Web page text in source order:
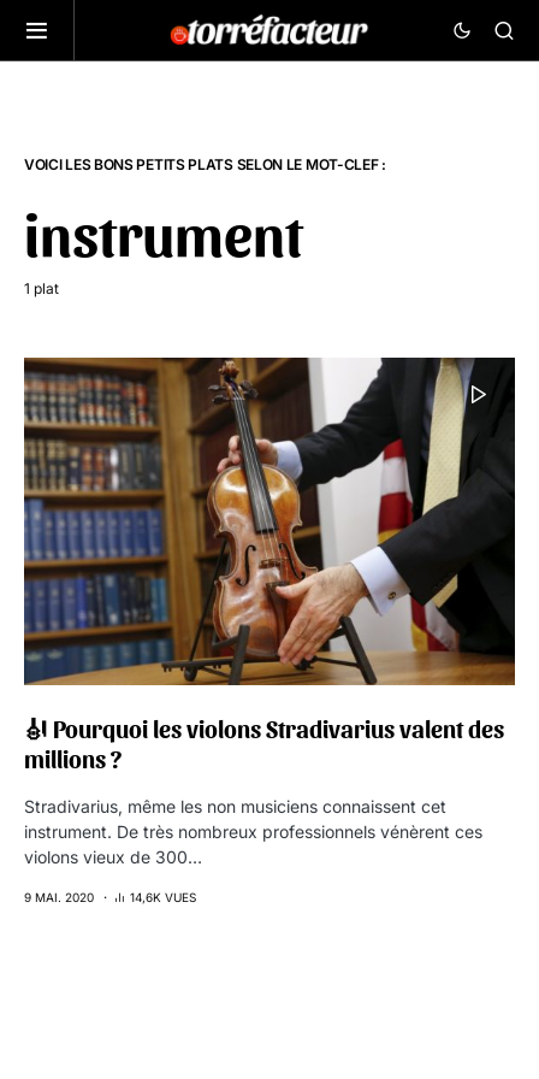
VOICI LES BONS PETITS PLATS SELON LE MOT-CLEF :
instrument
1 plat
🎻 Pourquoi les violons Stradivarius valent des
millions ?
Stradivarius, même les non musiciens connaissent cet
instrument. De très nombreux professionnels vénèrent ces
violons vieux de 300…
9 MAI. 2020 14,6K VUES